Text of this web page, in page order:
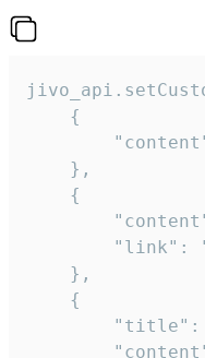
    {
    },
    {
"link":
    },
    {
"title":